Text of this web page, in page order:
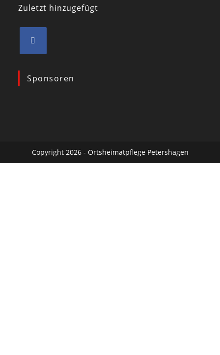
Zuletzt hinzugefügt
Sponsoren
Copyright 2026 - Ortsheimatpflege Petershagen